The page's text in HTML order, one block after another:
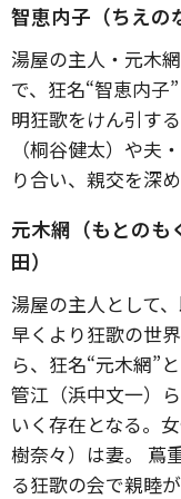
智恵内子（ちえの
湯屋の主人・元木
で、狂名“智恵内子
明狂歌をけん引す
（桐谷健太）や夫
り合い、親交を深め
元木網（もとのも
田）
湯屋の主人として
早くより狂歌の世
ら、狂名“元木網”
管江（浜中文一）
いく存在となる。
樹奈々）は妻。 蔦
る狂歌の会で親睦が